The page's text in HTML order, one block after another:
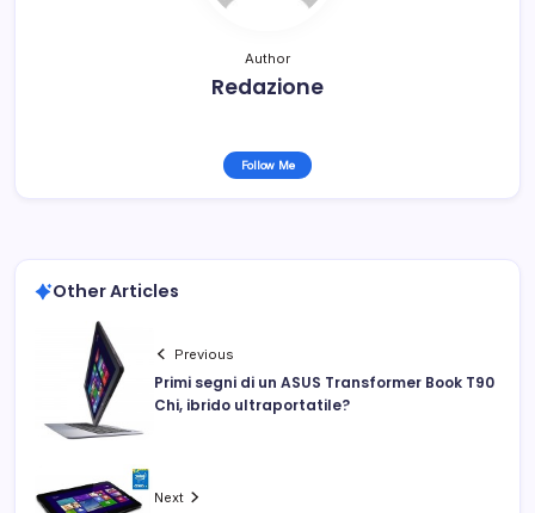
Author
Redazione
Follow Me
Other Articles
Previous
Primi segni di un ASUS Transformer Book T90
Chi, ibrido ultraportatile?
Next